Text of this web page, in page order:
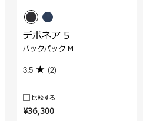
¥36,300
デボネア 5
バックパック M
3.5 (2)
比較する